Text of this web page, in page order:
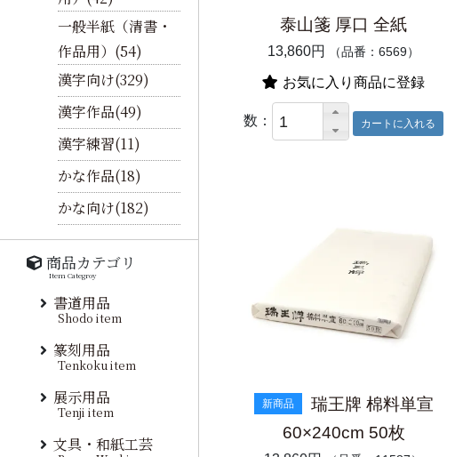
泰山箋 厚口 全紙
13,860円 （品番：6569）
お気に入り商品に登録
数：
新商品
瑞王牌 棉料単宣
60×240cm 50枚
一般半紙（清書・
作品用）(54)
漢字向け(329)
漢字作品(49)
漢字練習(11)
かな作品(18)
かな向け(182)
商品カテゴリ
Item Categroy
書道用品
Shodo item
篆刻用品
Tenkoku item
展示用品
Tenji item
文具・和紙工芸